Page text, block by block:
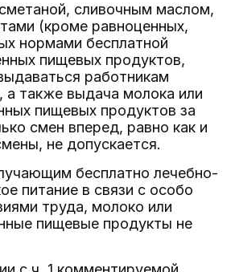
сливочным маслом,
(кроме равноценных,
нормами бесплатной
пищевых продуктов,
работникам
а также выдача молока или
пищевых продуктов за
смен вперед, равно как и
не допускается.
бесплатно лечебно-
питание в связи с особо
труда, молоко или
пищевые продукты не